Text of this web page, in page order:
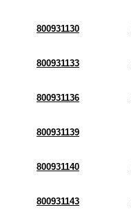
800931130
800931133
800931136
800931139
800931140
800931143